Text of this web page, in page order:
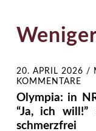
20. APRIL 2026 /
KOMMENTARE
Olympia: in
“Ja, ich
schmerzfrei